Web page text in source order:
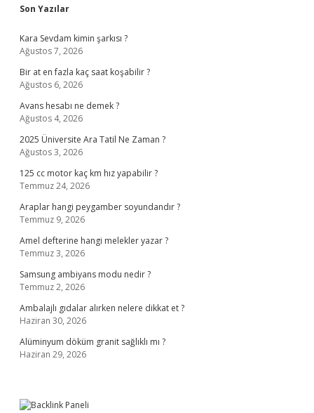
Sidebar
Son Yazılar
Kara Sevdam kimin şarkısı ?
Ağustos 7, 2026
Bir at en fazla kaç saat koşabilir ?
Ağustos 6, 2026
Avans hesabı ne demek ?
Ağustos 4, 2026
2025 Üniversite Ara Tatil Ne Zaman ?
Ağustos 3, 2026
125 cc motor kaç km hız yapabilir ?
Temmuz 24, 2026
Araplar hangi peygamber soyundandır ?
Temmuz 9, 2026
Amel defterine hangi melekler yazar ?
Temmuz 3, 2026
Samsung ambiyans modu nedir ?
Temmuz 2, 2026
Ambalajlı gıdalar alırken nelere dikkat et ?
Haziran 30, 2026
Alüminyum döküm granit sağlıklı mı ?
Haziran 29, 2026